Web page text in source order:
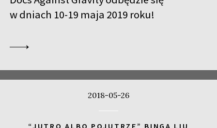
w dniach 10-19 maja 2019 roku!
2018-05-26
“JUTRO ALBO POJUTRZE” BINGA LIU